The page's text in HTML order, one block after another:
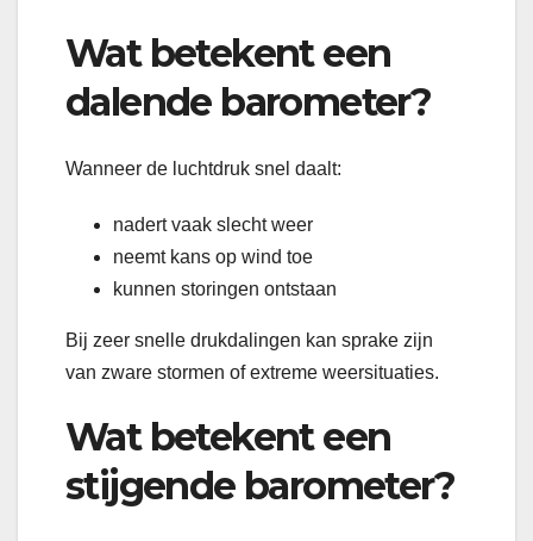
Wat betekent een
dalende barometer?
Wanneer de luchtdruk snel daalt:
nadert vaak slecht weer
neemt kans op wind toe
kunnen storingen ontstaan
Bij zeer snelle drukdalingen kan sprake zijn
van zware stormen of extreme weersituaties.
Wat betekent een
stijgende barometer?